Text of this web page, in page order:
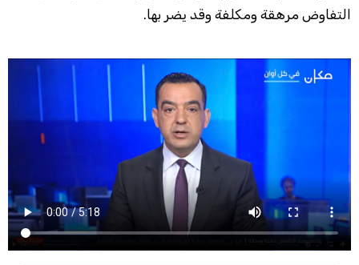
التفاوض مرهقة ومكلفة وقد يضر بها.